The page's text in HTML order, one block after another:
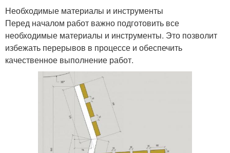
Необходимые материалы и инструменты
Перед началом работ важно подготовить все
необходимые материалы и инструменты. Это позволит
избежать перерывов в процессе и обеспечить
качественное выполнение работ.